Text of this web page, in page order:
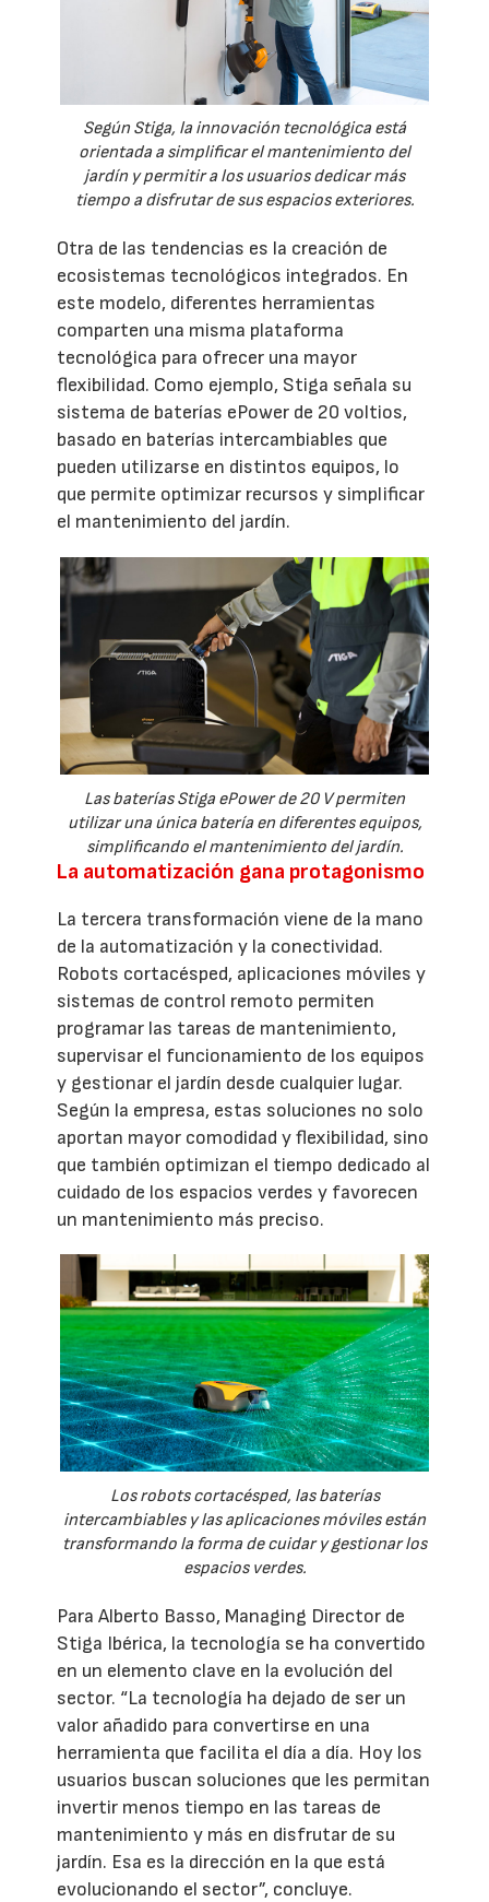
Según Stiga, la innovación tecnológica está
orientada a simplificar el mantenimiento del
jardín y permitir a los usuarios dedicar más
tiempo a disfrutar de sus espacios exteriores.
Otra de las tendencias es la creación de
ecosistemas tecnológicos integrados. En
este modelo, diferentes herramientas
comparten una misma plataforma
tecnológica para ofrecer una mayor
flexibilidad. Como ejemplo, Stiga señala su
sistema de baterías ePower de 20 voltios,
basado en baterías intercambiables que
pueden utilizarse en distintos equipos, lo
que permite optimizar recursos y simplificar
el mantenimiento del jardín.
Las baterías Stiga ePower de 20 V permiten
utilizar una única batería en diferentes equipos,
simplificando el mantenimiento del jardín.
La automatización gana protagonismo
La tercera transformación viene de la mano
de la automatización y la conectividad.
Robots cortacésped, aplicaciones móviles y
sistemas de control remoto permiten
programar las tareas de mantenimiento,
supervisar el funcionamiento de los equipos
y gestionar el jardín desde cualquier lugar.
Según la empresa, estas soluciones no solo
aportan mayor comodidad y flexibilidad, sino
que también optimizan el tiempo dedicado al
cuidado de los espacios verdes y favorecen
un mantenimiento más preciso.
Los robots cortacésped, las baterías
intercambiables y las aplicaciones móviles están
transformando la forma de cuidar y gestionar los
espacios verdes.
Para Alberto Basso, Managing Director de
Stiga Ibérica, la tecnología se ha convertido
en un elemento clave en la evolución del
sector. “La tecnología ha dejado de ser un
valor añadido para convertirse en una
herramienta que facilita el día a día. Hoy los
usuarios buscan soluciones que les permitan
invertir menos tiempo en las tareas de
mantenimiento y más en disfrutar de su
jardín. Esa es la dirección en la que está
evolucionando el sector”, concluye.